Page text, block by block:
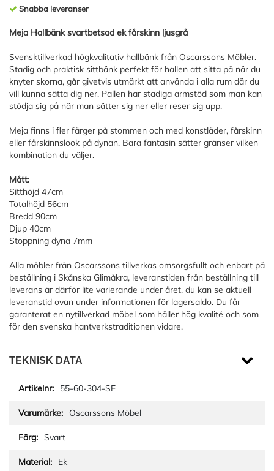
Snabba leveranser
Meja Hallbänk svartbetsad ek fårskinn ljusgrå
Svensktillverkad högkvalitativ hallbänk från Oscarssons Möbler.
Stadig och praktisk sittbänk perfekt för hallen att sitta på när du
knyter skorna, går givetvis utmärkt att använda i alla rum där du
vill kunna sätta dig ner. Pallen har stadiga armstöd som man kan
stödja sig på när man sätter sig ner eller reser sig upp.
Meja finns i fler färger på stommen och med konstläder, fårskinn
eller fårskinnslook på dynan. Bara fantasin sätter gränser vilken
kombination du väljer.
Mått:
Sitthöjd 47cm
Totalhöjd 56cm
Bredd 90cm
Djup 40cm
Stoppning dyna 7mm
Alla möbler från Oscarssons tillverkas omsorgsfullt och enbart på
beställning i Skånska Glimåkra, leveranstiden från beställning till
leverans är därför lite varierande under året, du kan se aktuell
leveranstid ovan under informationen för lagersaldo. Du får
garanterat en nytillverkad möbel som håller hög kvalité och som
för den svenska hantverkstraditionen vidare.
TEKNISK DATA
55-60-304-SE
Oscarssons Möbel
Svart
Ek